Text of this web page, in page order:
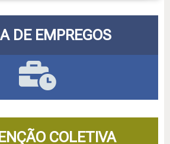
DE EMPREGOS
COLETIVA